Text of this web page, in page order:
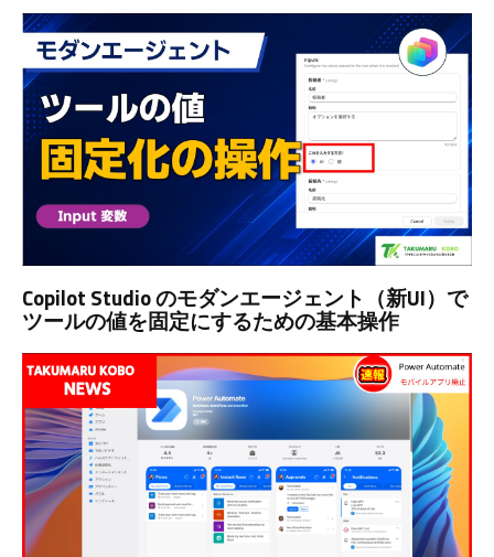
Copilot Studio のモダンエージェント（新UI）で
ツールの値を固定にするための基本操作